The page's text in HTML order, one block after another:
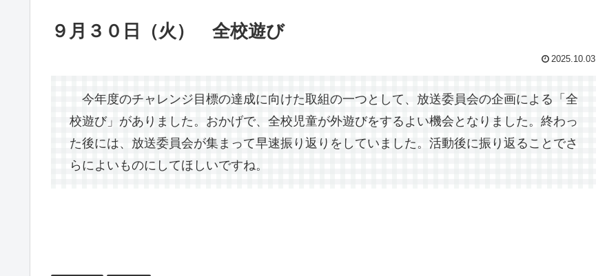
９月３０日（火） 全校遊び
2025.10.03
今年度のチャレンジ目標の達成に向けた取組の一つとして、放送委員会の企画による「全
校遊び」がありました。おかげで、全校児童が外遊びをするよい機会となりました。終わっ
た後には、放送委員会が集まって早速振り返りをしていました。活動後に振り返ることでさ
らによいものにしてほしいですね。